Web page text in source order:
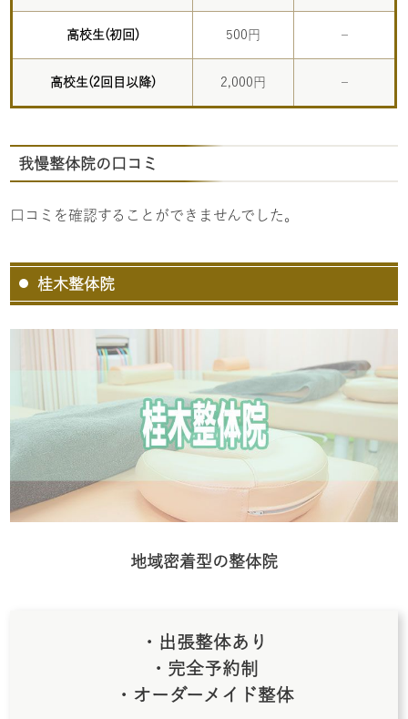
高校生(初回) 500円 –
高校生(2回目以降) 2,000円 –
我慢整体院の口コミ
口コミを確認することができませんでした。
桂木整体院
地域密着型の整体院
・出張整体あり
・完全予約制
・オーダーメイド整体